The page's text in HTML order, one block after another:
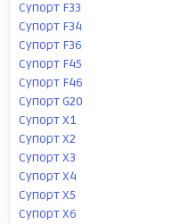
Супорт F33
Супорт F34
Супорт F36
Супорт F45
Супорт F46
Супорт G20
Супорт X1
Супорт X2
Супорт X3
Супорт X4
Супорт X5
Супорт X6